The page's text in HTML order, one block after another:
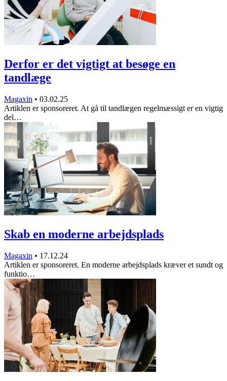
Derfor er det vigtigt at besøge en
tandlæge
Magaxin • 03.02.25
Artiklen er sponsoreret. At gå til tandlægen regelmæssigt er en vigtig
del…
Skab en moderne arbejdsplads
Magaxin • 17.12.24
Artiklen er sponsoreret. En moderne arbejdsplads kræver et sundt og
funktio…